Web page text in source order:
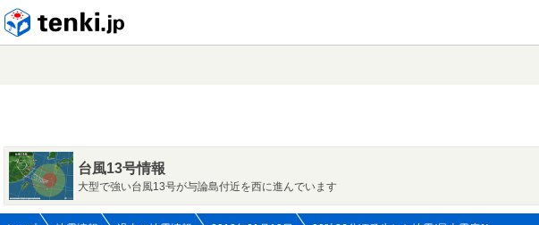
台風13号情報
大型で強い台風13号が与論島付近を西に進んでいます